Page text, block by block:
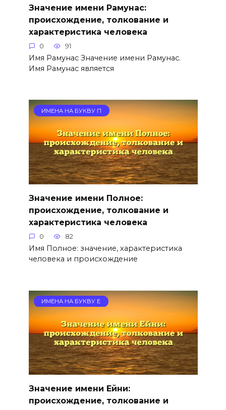
Значение имени Рамунас:
происхождение, толкование и
характеристика человека
0 91
Имя Рамунас Значение имени Рамунас.
Имя Рамунас является
ИМЕНА НА БУКВУ П
Значение имени Полное:
происхождение, толкование и
характеристика человека
0 82
Имя Полное: значение, характеристика
человека и происхождение
ИМЕНА НА БУКВУ Е
Значение имени Ейни:
происхождение, толкование и